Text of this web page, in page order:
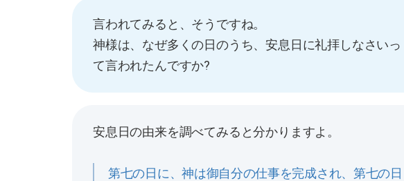
言われてみると、そうですね。
神様は、なぜ多くの日のうち、安息日に礼拝しなさいっ
て言われたんですか?
安息日の由来を調べてみると分かりますよ。
第七の日に、神は御自分の仕事を完成され、第七の日